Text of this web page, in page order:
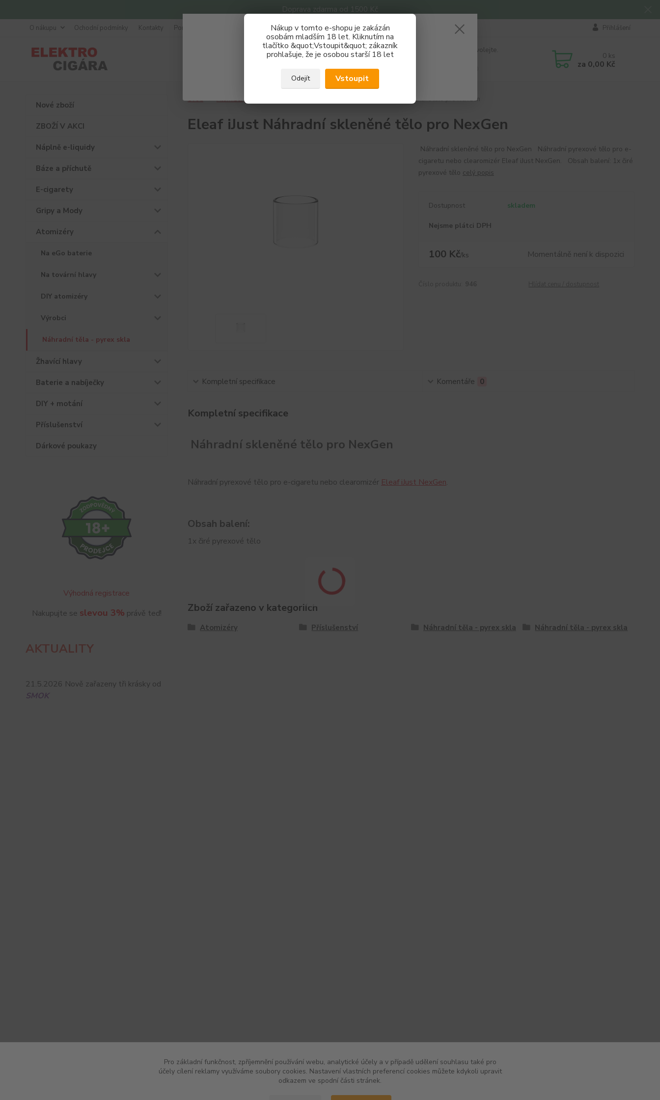
Doprava zdarma od 1500 Kč
Nákup v tomto e-shopu je zakázán
osobám mladším 18 let. Kliknutím na
tlačítko &quot;Vstoupit&quot; zákazník
prohlašuje, že je osobou starší 18 let
Odejít Vstoupit
O nákupu Ochodní podmínky Kontakty Poradna Přihlášení
Hledat
Nevíte si rady? Zavolejte.
0 ks
za 0,00 Kč
Nové zboží
ZBOŽÍ V AKCI
Náplně e-liquidy
Báze a příchutě
E-cigarety
Gripy a Mody
Atomizéry
Na eGo baterie
Na tovární hlavy
DIY atomizéry
Výrobci
Náhradní těla - pyrex skla
Žhavící hlavy
Baterie a nabíječky
DIY + motání
Příslušenství
Dárkové poukazy
Výhodná registrace
Nakupujte se slevou 3% právě teď!
AKTUALITY
21.5.2026 Nově zařazeny tři krásky od
SMOK
Úvod Atomizéry Eleaf iJust Náhradní skleněné tělo pro NexGen
Eleaf iJust Náhradní skleněné tělo pro NexGen
Náhradní skleněné tělo pro NexGen Náhradní pyrexové tělo pro e-
cigaretu nebo clearomizér Eleaf iJust NexGen. Obsah balení: 1x čiré
pyrexové tělo celý popis
Dostupnost skladem
Nejsme plátci DPH
100 Kč/ks Momentálně není k dispozici
Kompletní specifikace Komentáře 0
Kompletní specifikace
Náhradní skleněné tělo pro NexGen
Náhradní pyrexové tělo pro e-cigaretu nebo clearomizérEleaf iJust NexGen.
Obsah balení:
1x čiré pyrexové tělo
Zboží zařazeno v kategoriích
Atomizéry Příslušenství Náhradní těla - pyrex skla Náhradní těla - pyrex skla
Získej slevu 3%
Zaregistruj se a nakupuj se slevou právě teď!
REGISTRAČNÍ FORMULÁŘ
Zavřít
Pro základní funkčnost, zpříjemnění používání webu, analytické účely a v případě udělení souhlasu také pro
účely cílení reklamy využíváme soubory cookies. Nastavení vlastních preferencí cookies můžete kdykoli upravit
odkazem ve spodní části stránek.